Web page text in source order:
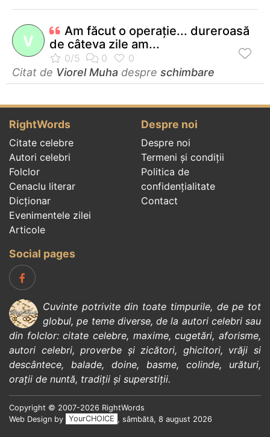
V
Am făcut o operaţie... dureroasă
de câteva zile am...
Citat de Viorel Muha despre schimbare
RightWords
Citate celebre
Autori celebri
Folclor
Cenaclu literar
Dicționar
Evenimentele zilei
Articole
Despre noi
Despre noi
Termeni și condiții
Politica de
confidenţialitate
Contact
Social pages
Cuvinte potrivite din toate timpurile, de pe tot
globul, pe teme diverse, de la autori celebrisau
din folclor:citate celebre, maxime,cugetări,aforisme,
autori celebri,proverbe și zicători, ghicitori, vrăji si
descântece, balade, doine, basme, colinde, urături,
orații de nuntă, tradiții și superstiții.
Copyright © 2007-2026 RightWords
Web Design by
YourCHOICE , sâmbătă, 8 august 2026